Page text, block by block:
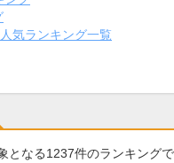
気ランキング一覧
となる1237件のランキング